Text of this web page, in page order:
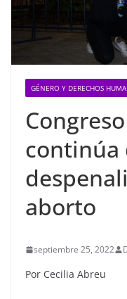
GÉNERO Y DERECHOS
continúa
aborto
septiembre 25, 2022
Por Cecilia Abreu